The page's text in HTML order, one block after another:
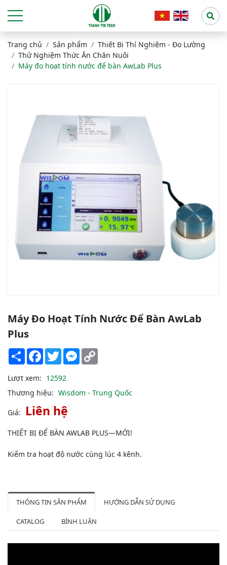
Trang chủ Sản phẩm
Thiết Bị Thí Nghiệm - Đo Lường
Thử Nghiệm Thức Ăn Chăn Nuôi
Máy đo hoạt tính nước để bàn AwLab Plus
Máy Đo Hoạt Tính Nước Để Bàn AwLab
Plus
Share Facebook
TwitterMessenger
Lượt xem: 12592
Thương hiệu: Wisdom - Trung Quốc
Giá: Liên hệ
THIẾT BỊ ĐỂ BÀN AWLAB PLUS—MỚI!
Kiểm tra hoạt độ nước cùng lúc 4 kênh.
THÔNG TIN SẢN PHẨM HƯỚNG DẪN SỬ DỤNG
CATALOG BÌNH LUẬN